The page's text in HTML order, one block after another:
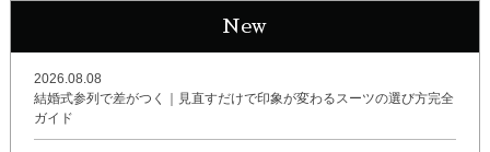
New
2026.08.08
結婚式参列で差がつく｜見直すだけで印象が変わるスーツの選び方完全
ガイド